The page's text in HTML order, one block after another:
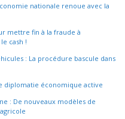
nationale renoue avec la
mettre fin à la fraude à
cash !
: La procédure bascule dans
diplomatie économique active
: De nouveaux modèles de